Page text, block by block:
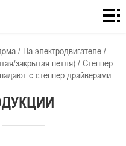
/ На электродвигателе/
закрытая петля)/ Степпер
с степпер драйверами